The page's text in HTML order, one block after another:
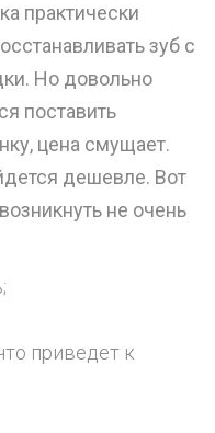
практически
зуб с
Но довольно
поставить
цена смущает.
дешевле. Вот
не очень
приведет к